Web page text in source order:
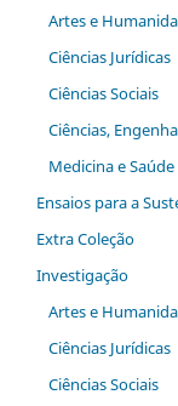
Artes e
Ciências Jurídicas
Ciências Sociais
Ciências,
Medicina e Saúde
Ensaios para a
Extra Coleção
Investigação
Artes e
Ciências Jurídicas
Ciências Sociais